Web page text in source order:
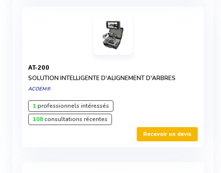
AT-200
SOLUTION INTELLIGENTE D'ALIGNEMENT D'ARBRES
ACOEM®
1professionnels intéressés
108consultations récentes
Recevoir un devis